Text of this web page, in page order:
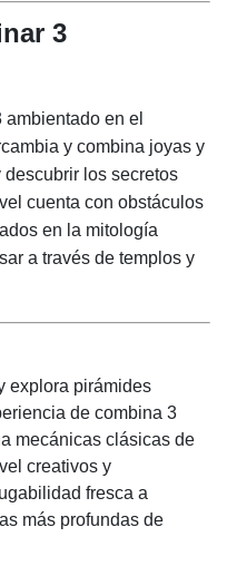
3
en el
y combina joyas y
los secretos
cuenta con obstáculos
en la mitología
a través de templos y
explora pirámides
de combina 3
mecánicas clásicas de
creativos y
fresca a
más profundas de